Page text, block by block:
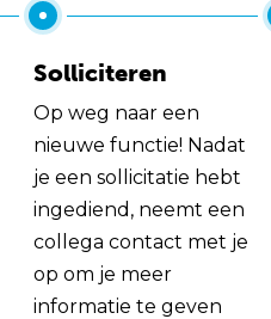
Solliciteren
Op weg naar een
nieuwe functie! Nadat
je een sollicitatie hebt
ingediend, neemt een
collega contact met je
op om je meer
informatie te geven